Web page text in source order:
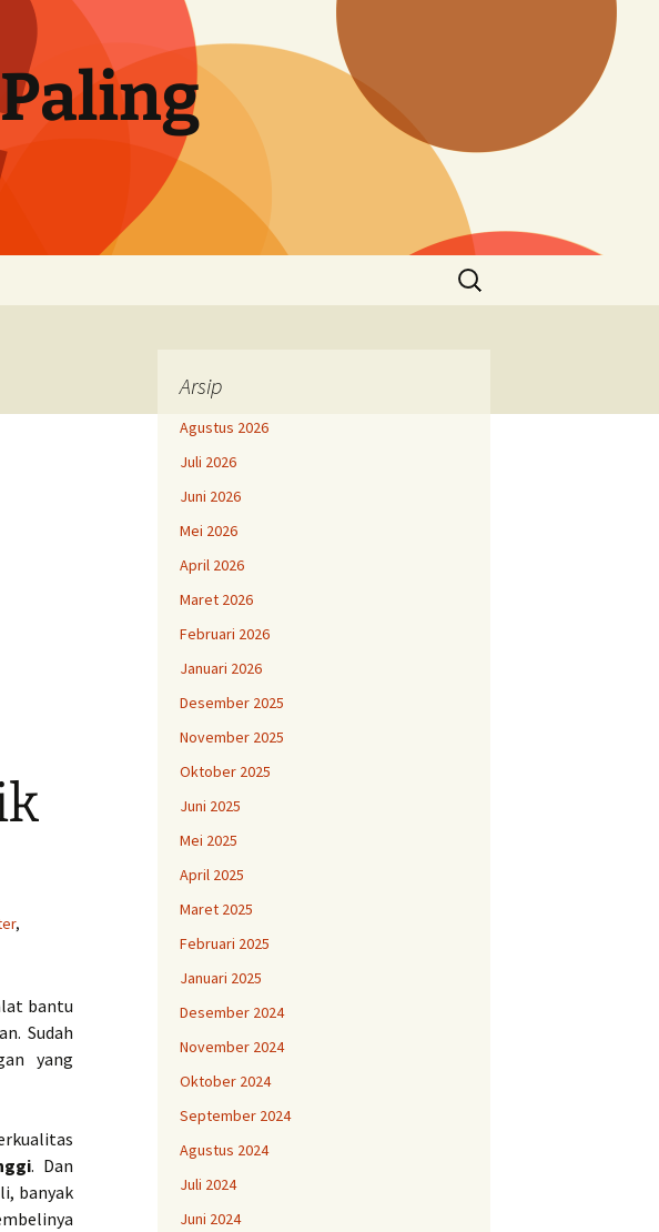
Cari
untuk:
,
bantu
Sudah
yang
. Dan
banyak
Arsip
Agustus 2026
Juli 2026
Juni 2026
Mei 2026
April 2026
Maret 2026
Februari 2026
Januari 2026
Desember 2025
November 2025
Oktober 2025
Juni 2025
Mei 2025
April 2025
Maret 2025
Februari 2025
Januari 2025
Desember 2024
November 2024
Oktober 2024
September 2024
Agustus 2024
Juli 2024
Juni 2024